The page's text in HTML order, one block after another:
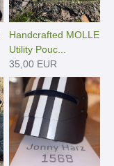
Handcrafted MOLLE
Utility Pouc...
35,00 EUR